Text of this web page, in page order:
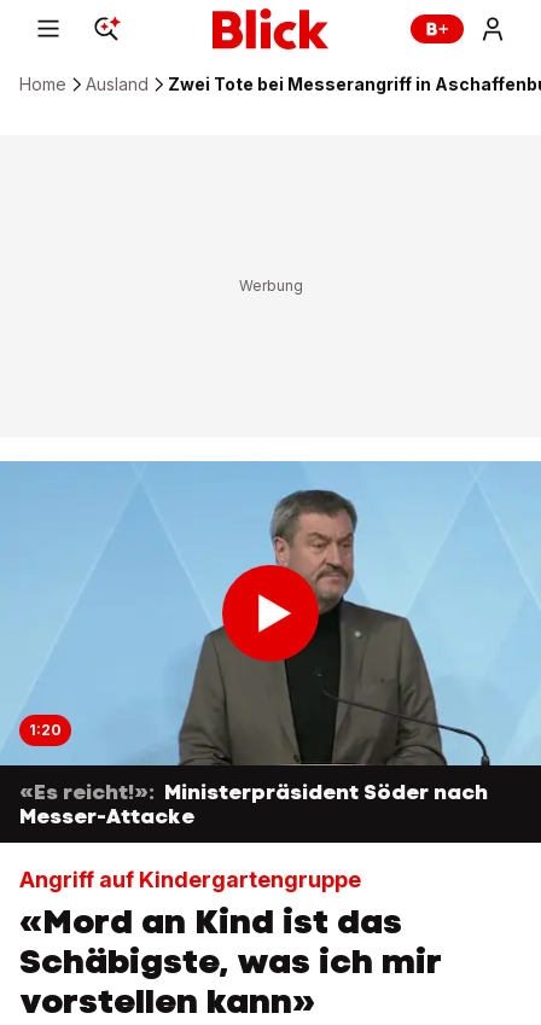
Home Ausland Zwei Tote bei Messerangriff in
1:20
«Es reicht!»: Ministerpräsident Söder nach
Messer-Attacke
Angriff auf Kindergartengruppe
«Mord an Kind ist das
Schäbigste, was ich mir
vorstellen kann»